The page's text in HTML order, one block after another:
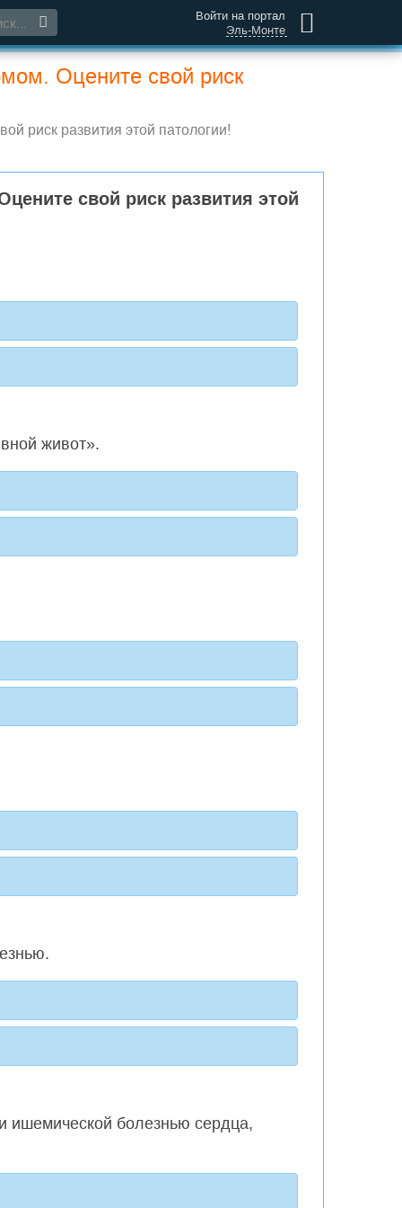
Войти на портал
Эль-Монте
Оцените свой риск
риск развития этой патологии!
свой риск развития этой
живот».
ишемической болезнью сердца,